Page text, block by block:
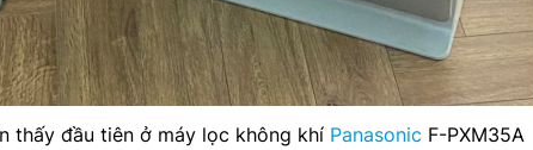
thấy đầu tiên ở máy lọc không khí Panasonic F-PXM35A